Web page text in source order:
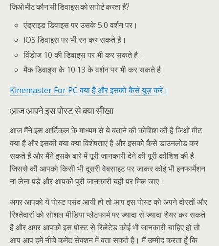
जिओ मीट कौन सी डिवाइस को सपोर्ट करता है?
एंड्राइड डिवाइस पर उसके 5.0 वर्शन पर।
iOS डिवाइस पर भी रन कर सकते है।
विंडोज 10 की डिवाइस पर भी कर सकते है।
मैक डिवाइस के 10.13 के वर्शन पर भी कर सकते है।
Kinemaster For PC क्या है और इसको कैसे यूज़ करें।
आज आपने इस पोस्ट से क्या सीखा
आज मैंने इस आर्टिकल के माध्यम से ये बताने की कोशिश की है जिओ मीट
क्या है और इसकी क्या क्या विशेषताएं है और इसको कैसे डाउनलोड कर
सकते है और मैंने इसके बारे में पूरी जानकारी देने की पूरी कोशिश की है
जिससे की आपको किसी भी दूसरी वेबसाइट पर जाकर कोई भी इनफार्मेशन
ना लेना पड़े और आपको पूरी जानकारी यही पर मिल जाए।
अगर आपको ये पोस्ट पसंद आयी हो तो आप इस पोस्ट को अपने दोस्तों और
रिश्तेदारों को सोशल मीडिया प्लेटफार्म पर ज्यादा से ज्यादा शेयर कर सकते
है और अगर आपको इस पोस्ट से रिलेटेड कोई भी जानकारी चाहिए हो तो
आप आप हमें नीचे कमेंट सेक्शन में बता सकते है। मैं उम्मीद करता हूँ कि